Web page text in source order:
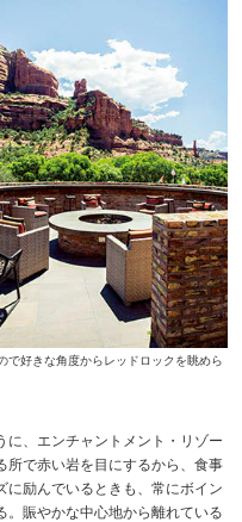
で好きな角度からレッドロックを眺めら
、エンチャントメント・リゾー
所で赤い岩を目にするから、食事
に励んでいるときも、常にボイン
。賑やかな中心地から離れている